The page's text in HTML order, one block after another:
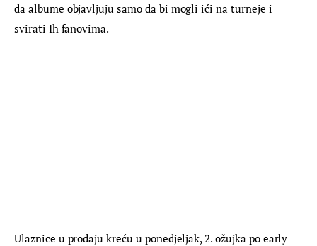
da albume objavljuju samo da bi mogli ići na turneje i
svirati Ih fanovima.
Ulaznice u prodaju kreću u ponedjeljak, 2. ožujka po early